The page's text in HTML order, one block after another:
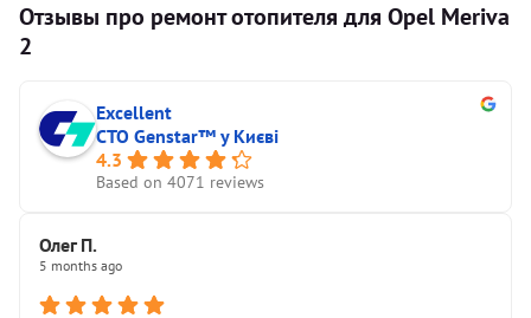
Отзывы про ремонт отопителя для Opel Meriva
2
Excellent
СТО Genstar™ у Києві
4.3
Based on 4071 reviews
Олег П.
5 months ago